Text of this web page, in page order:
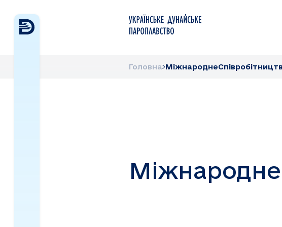
Головна